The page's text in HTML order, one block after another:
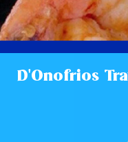
D'Onofrios